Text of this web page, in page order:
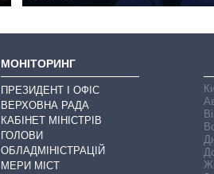
МОНІТОРИНГ
ПРЕЗИДЕНТ І ОФІС
ВЕРХОВНА РАДА
КАБІНЕТ МІНІСТРІВ
ГОЛОВИ
ОБЛАДМІНІСТРАЦІЙ
МЕРИ МІСТ